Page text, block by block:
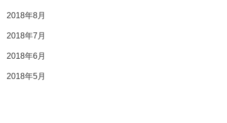
2018年8月
2018年7月
2018年6月
2018年5月